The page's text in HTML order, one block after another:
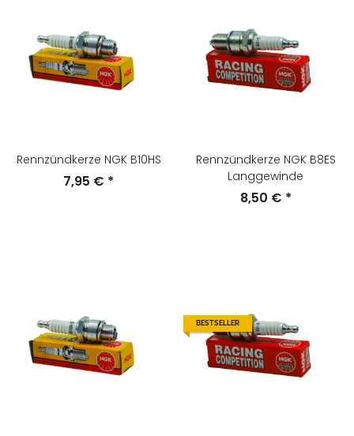
Rennzündkerze NGK B10HS
7,95 € *
Rennzündkerze NGK B8ES
Langgewinde
8,50 € *
BESTSELLER